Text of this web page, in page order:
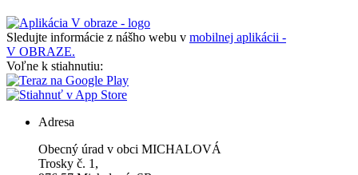
Sledujte informácie z nášho webu v mobilnej aplikácii -
V OBRAZE.
Voľne k stiahnutiu:
Adresa
Obecný úrad v obci MICHALOVÁ
Trosky č. 1,